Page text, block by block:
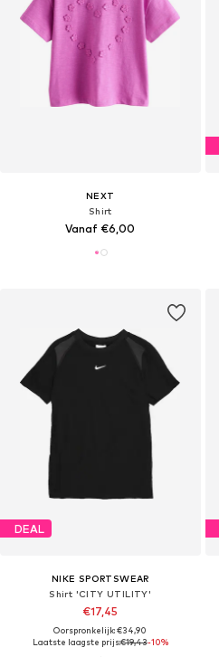
NEXT
Shirt
Vanaf €6,00
DEAL
NIKE SPORTSWEAR
Shirt 'CITY UTILITY'
€17,45
Oorspronkelijk: €34,90
Laatste laagste prijs:€19,43-10%